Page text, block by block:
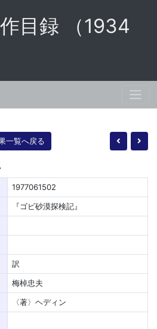
目録 （1934
一覧へ戻る
1977061502
『ゴビ砂漠探検記』
訳
梅棹忠夫
〈著〉ヘディン